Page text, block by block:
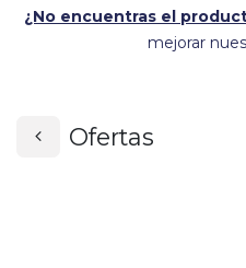
¿No encuentras el
mejorar
Ofertas